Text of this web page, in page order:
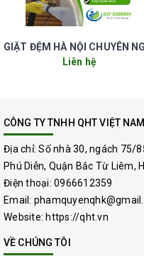
Liên hệ
CÔNG TY TNHH QHT VIỆT NAM
Địa chỉ: Số nhà 30, ngách 75/
Phú Diễn, Quận Bắc Từ Liêm,
Điện thoại: 0966612359
Email:
Website: https://qht.vn
VỀ CHÚNG TÔI